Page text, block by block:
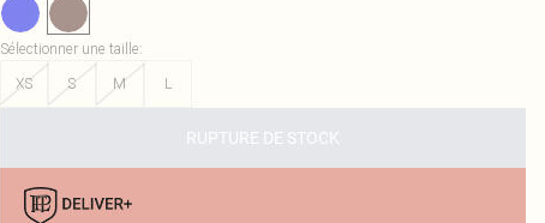
Sélectionner une taille:
XS
S M L
RUPTURE DE STOCK